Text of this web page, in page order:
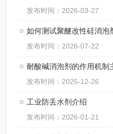
发布时间：2026-03-27
如何测试聚醚改性硅消泡
发布时间：2026-07-22
耐酸碱消泡剂的作用机制
发布时间：2025-12-26
工业防丢水剂介绍
发布时间：2026-01-21